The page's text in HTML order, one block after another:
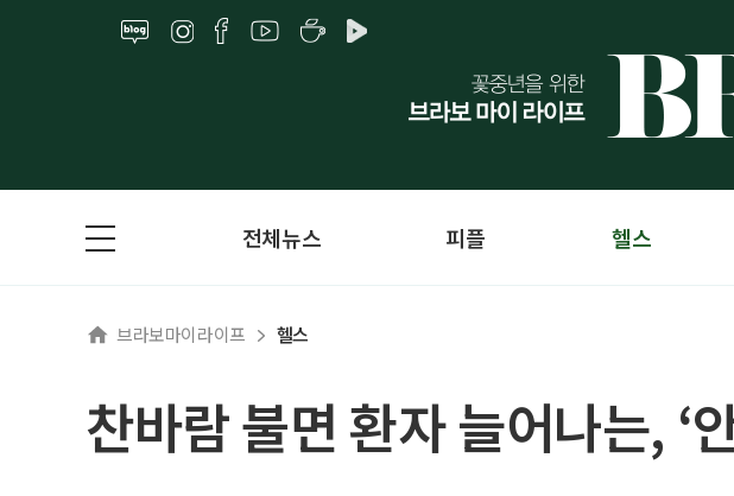
전체뉴스 피플 헬스
브라보마이라이프 헬스
찬바람 불면 환자 늘어나는, ‘